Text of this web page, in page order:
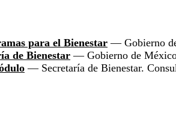
para el Bienestar — Gobierno
de Bienestar — Gobierno de
— Secretaría de Bienestar.